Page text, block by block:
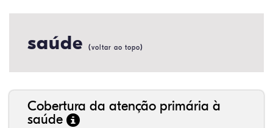
saúde (voltar ao topo)
Cobertura da atenção primária à
saúde